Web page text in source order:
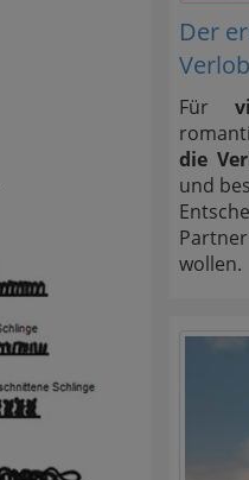
Der
Für
die
und
wollen.